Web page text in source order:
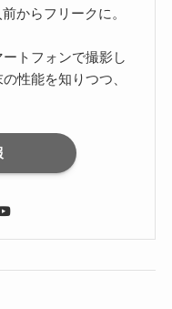
からフリークに。
トフォンで撮影し
性能を知りつつ、